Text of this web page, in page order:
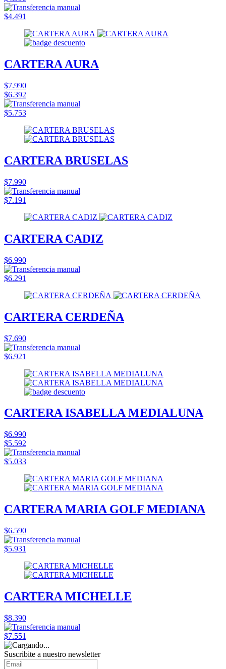
$4.491
CARTERA AURA
$7.990
$6.392
$5.753
CARTERA BRUSELAS
$7.990
$7.191
CARTERA CADIZ
$6.990
$6.291
CARTERA CERDEÑA
$7.690
$6.921
CARTERA ISABELLA MEDIALUNA
$6.990
$5.592
$5.033
CARTERA MARIA GOLF MEDIANA
$6.590
$5.931
CARTERA MICHELLE
$8.390
$7.551
Suscribite a nuestro newsletter